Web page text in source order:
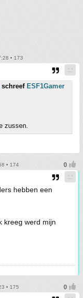
• 173
schreef ESF1Gamer
zussen.
• 174
hebben een
kreeg werd mijn
• 175